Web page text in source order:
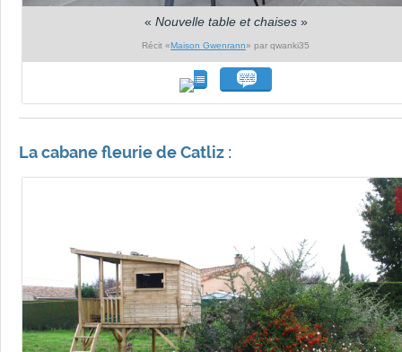
« Nouvelle table et chaises»
Récit «Maison Gwenrann» par qwanki35
La cabane fleurie de Catliz :